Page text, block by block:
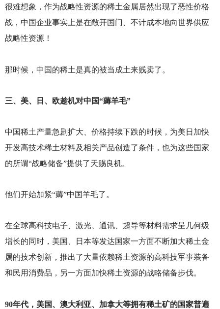
很难想象，作为战略性资源的稀土金属居然出现了恶性价格
战，中国企业事实上是在敞开国门、不计成本地向世界供应
战略性资源！
那时候，中国的稀土是真的被当成土来贱卖了。
三、美、日、欧趁机对中国“薅羊毛”
中国稀土产量急剧扩大、价格持续下跌的时候，为美日加快
开发高技术稀土材料及相关产品创造了条件，也为这些国家
的所谓“战略储备”提供了天赐良机。
他们开始加紧“薅”中国羊毛了。
在全球高科技电子、激光、通讯、超导等材料需求呈几何级
增长的同时，美国、日本等发达国家一方面不断加大稀土金
属的技术创新，推出了大量依赖稀土资源的高科技军事装备
和民用消费品，另一方面加快稀土资源的战略储备步伐。
90年代，美国、澳大利亚、加拿大等拥有稀土矿的国家普遍